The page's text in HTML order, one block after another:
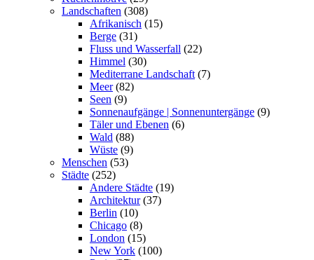
Landschaften (308)
Afrikanisch (15)
Berge (31)
Fluss und Wasserfall (22)
Himmel (30)
Mediterrane Landschaft (7)
Meer (82)
Seen (9)
Sonnenaufgänge | Sonnenuntergänge (9)
Täler und Ebenen (6)
Wald (88)
Wüste (9)
Menschen (53)
Städte (252)
Andere Städte (19)
Architektur (37)
Berlin (10)
Chicago (8)
London (15)
New York (100)